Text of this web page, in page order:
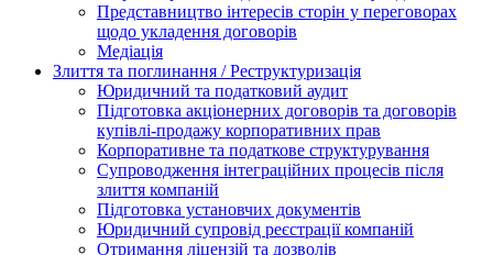
Представництво інтересів сторін у переговорах
щодо укладення договорів
Медіація
Злиття та поглинання / Реструктуризація
Юридичний та податковий аудит
Підготовка акціонерних договорів та договорів
купівлі-продажу корпоративних прав
Корпоративне та податкове структурування
Супроводження інтеграційних процесів після
злиття компаній
Підготовка установчих документів
Юридичний супровід реєстрації компаній
Отримання ліцензій та дозволів